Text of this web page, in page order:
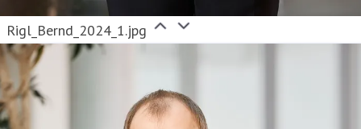
Rigl_Bernd_2024_1.jpg